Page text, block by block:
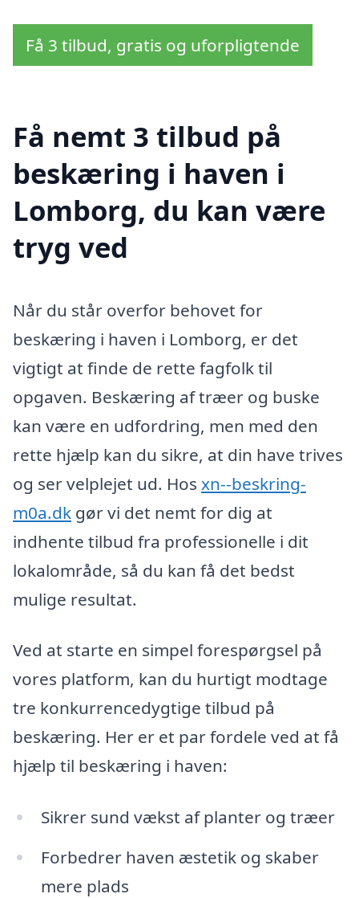
Få 3 tilbud, gratis og uforpligtende
Få nemt 3 tilbud på
beskæring i haven i
Lomborg, du kan være
tryg ved
Når du står overfor behovet for
beskæring i haven i Lomborg, er det
vigtigt at finde de rette fagfolk til
opgaven. Beskæring af træer og buske
kan være en udfordring, men med den
rette hjælp kan du sikre, at din have trives
og ser velplejet ud. Hos xn--beskring-
m0a.dk gør vi det nemt for dig at
indhente tilbud fra professionelle i dit
lokalområde, så du kan få det bedst
mulige resultat.
Ved at starte en simpel forespørgsel på
vores platform, kan du hurtigt modtage
tre konkurrencedygtige tilbud på
beskæring. Her er et par fordele ved at få
hjælp til beskæring i haven:
Sikrer sund vækst af planter og træer
Forbedrer haven æstetik og skaber
mere plads